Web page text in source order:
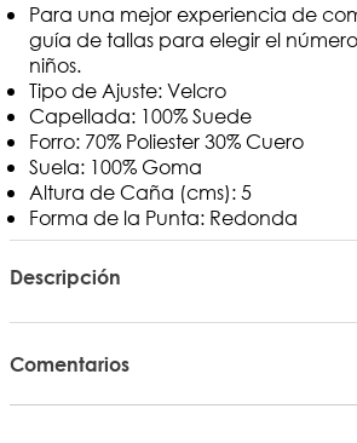
Para una mejor experiencia de
guía de tallas para elegir el
niños.
Tipo de Ajuste: Velcro
Capellada: 100% Suede
Forro: 70% Poliester 30% Cuero
Suela: 100% Goma
Altura de Caña (cms): 5
Forma de la Punta: Redonda
Descripción
Comentarios